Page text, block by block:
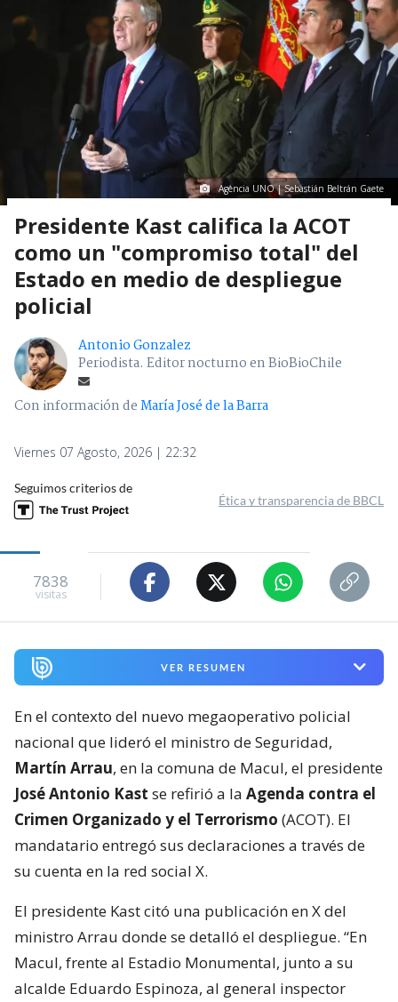
Agencia UNO | Sebastián Beltrán Gaete
Presidente Kast califica la ACOT
como un "compromiso total" del
Estado en medio de despliegue
policial
Antonio Gonzalez
Periodista. Editor nocturno en BioBioChile
Con información deMaría José de la Barra
Viernes 07 Agosto, 2026 | 22:32
Seguimos criterios de
Ética y transparencia de BBCL
7838
visitas
VER RESUMEN
En el contexto del nuevo megaoperativo policial
nacional que lideró el ministro de Seguridad,
Martín Arrau, en la comuna de Macul, el presidente
José Antonio Kast se refirió a la Agenda contra el
Crimen Organizado y el Terrorismo (ACOT). El
mandatario entregó sus declaraciones a través de
su cuenta en la red social X.
El presidente Kast citó una publicación en X del
ministro Arrau donde se detalló el despliegue. “En
Macul, frente al Estadio Monumental, junto a su
alcalde Eduardo Espinoza, al general inspector